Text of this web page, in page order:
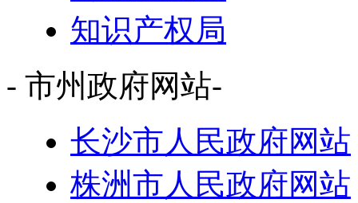
知识产权局
- 市州政府网站-
长沙市人民政府网站
株洲市人民政府网站